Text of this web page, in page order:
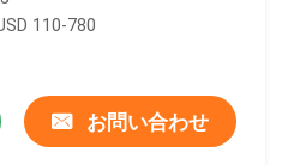
110-780
お問い合わせ